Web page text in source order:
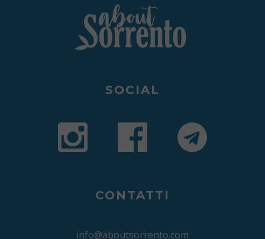
SOCIAL
CONTATTI
info@aboutsorrento.com